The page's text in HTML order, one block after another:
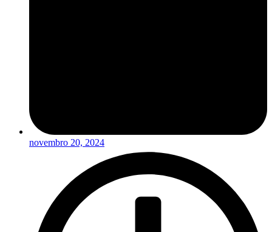
novembro 20, 2024